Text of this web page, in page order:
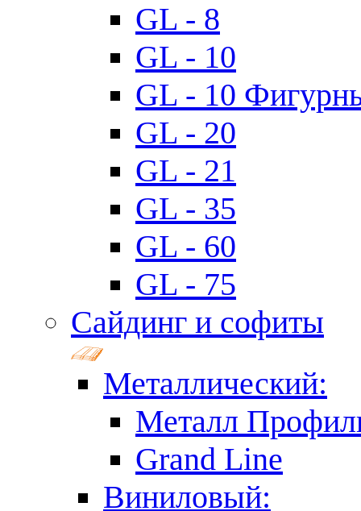
GL - 8
GL - 10
GL - 10
GL - 20
GL - 21
GL - 35
GL - 60
GL - 75
Сайдинг и софиты
Металлический:
Металл
Grand Line
Виниловый: